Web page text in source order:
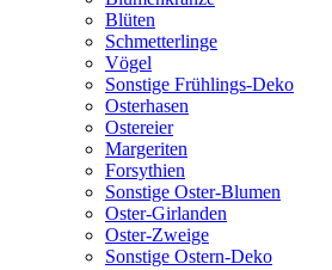
Blüten
Schmetterlinge
Vögel
Sonstige Frühlings-Deko
Osterhasen
Ostereier
Margeriten
Forsythien
Sonstige Oster-Blumen
Oster-Girlanden
Oster-Zweige
Sonstige Ostern-Deko